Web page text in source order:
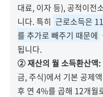
대료, 이자 등), 공적이전
니다. 특히 근로소득은
를 추가로 빼주기 때문에
됩니다.
② 재산의 월 소득환산액:
금, 주식)에서 기본 공제
후 연 4%를 곱해 12개월